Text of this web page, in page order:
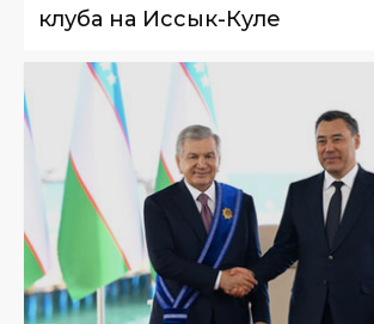
клуба на Иссык-Куле